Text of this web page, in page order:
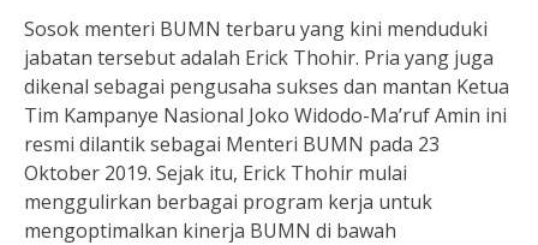
Sosok menteri BUMN terbaru yang kini menduduki
jabatan tersebut adalah Erick Thohir. Pria yang juga
dikenal sebagai pengusaha sukses dan mantan Ketua
Tim Kampanye Nasional Joko Widodo-Ma’ruf Amin ini
resmi dilantik sebagai Menteri BUMN pada 23
Oktober 2019. Sejak itu, Erick Thohir mulai
menggulirkan berbagai program kerja untuk
mengoptimalkan kinerja BUMN di bawah